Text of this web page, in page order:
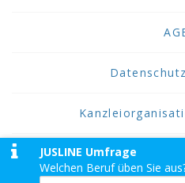
JUSLINE® ist eine
JUSLINE Umfrage
Welchen Beruf üben Sie